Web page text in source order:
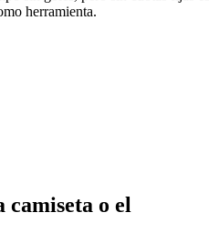
herramienta.
camiseta o el